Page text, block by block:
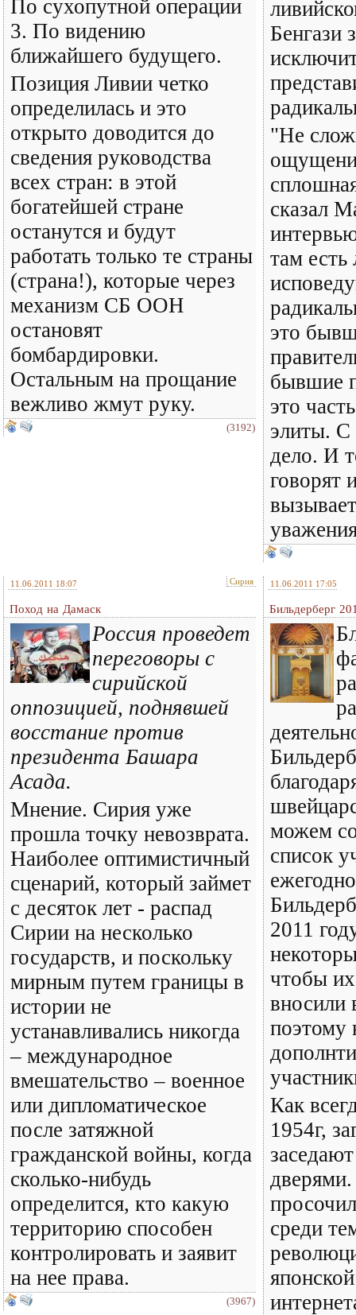
По сухопутной операции
3. По видению
ближайшего будущего.
Позиция Ливии четко
определилась и это
открыто доводится до
сведения руководства
всех стран: в этой
богатейшей стране
останутся и будут
работать только те страны
(страна!), которые через
механизм СБ ООН
остановят
бомбардировки.
Остальным на прощание
вежливо жмут руку.
(3192)
Бенгази
"Не
сказал
там
это
бывшие
это
элиты. С
дело. И
говорят
11.06.2011 18:07 Сирия
Поход на Дамаск
Россия проведет
переговоры с
сирийской
оппозицией, поднявшей
восстание против
президента Башара
Асада.
Мнение. Сирия уже
прошла точку невозврата.
Наиболее оптимистичный
сценарий, который займет
с десяток лет - распад
Сирии на несколько
государств, и поскольку
мирным путем границы в
истории не
устанавливались никогда
– международное
вмешательство – военное
или дипломатическое
после затяжной
гражданской войны, когда
сколько-нибудь
определится, кто какую
территорию способен
контролировать и заявит
на нее права.
(3967)
11.06.2011 17:05
Бильдерберг
можем
список
2011
чтобы
вносили
поэтому
Как
1954г,
среди